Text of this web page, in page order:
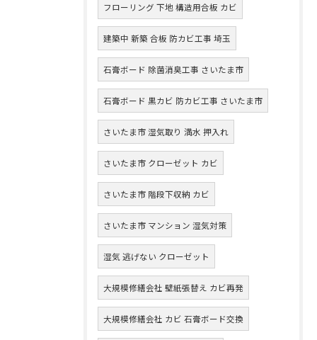
フローリング 下地 構造用合板 カビ
建築中 新築 合板 防カビ工事 埼玉
石膏ボード 除菌消臭工事 さいたま市
石膏ボード 黒カビ 防カビ工事 さいたま市
さいたま市 湿気取り 満水 押入れ
さいたま市 クローゼット カビ
さいたま市 階段下収納 カビ
さいたま市 マンション 湿気対策
湿気 逃げない クローゼット
大規模修繕会社 壁紙張替え カビ再発
大規模修繕会社 カビ 石膏ボード交換